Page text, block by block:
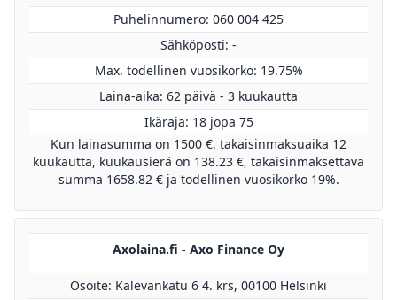
Puhelinnumero: 060 004 425
Sähköposti: -
Max. todellinen vuosikorko: 19.75%
Laina-aika: 62 päivä - 3 kuukautta
Ikäraja: 18 jopa 75
Kun lainasumma on 1500 €, takaisinmaksuaika 12
kuukautta, kuukausierä on 138.23 €, takaisinmaksettava
summa 1658.82 € ja todellinen vuosikorko 19%.
Axolaina.fi - Axo Finance Oy
Osoite: Kalevankatu 6 4. krs, 00100 Helsinki